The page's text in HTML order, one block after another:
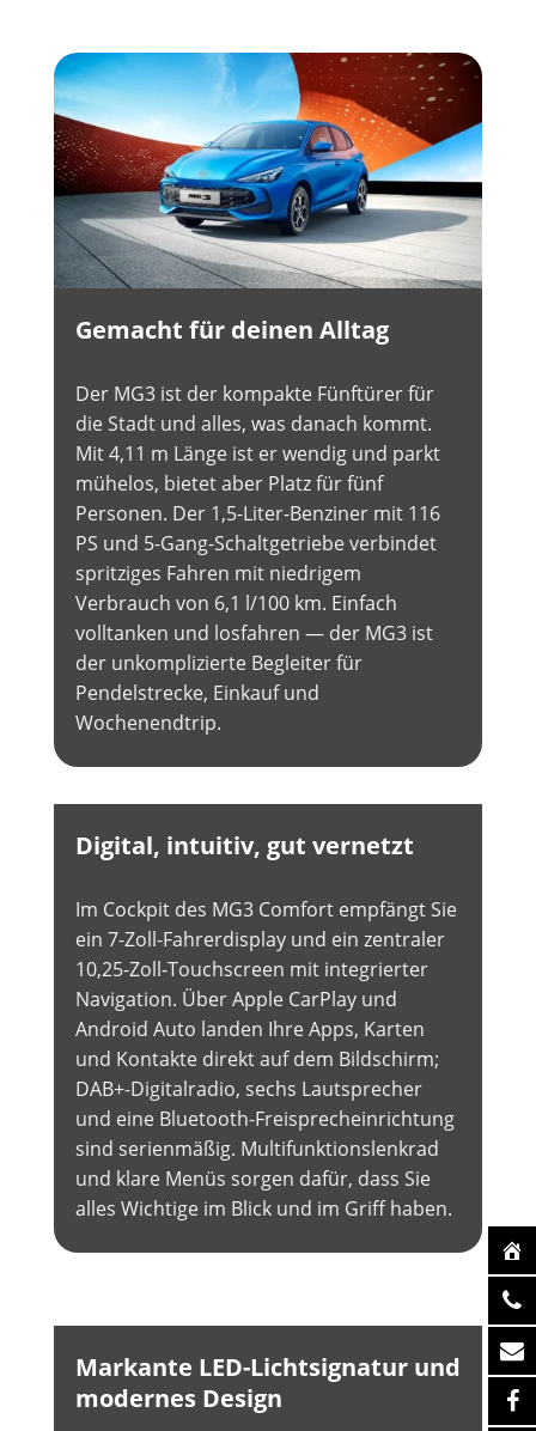
Gemacht für deinen Alltag
Der MG3 ist der kompakte Fünftürer für
die Stadt und alles, was danach kommt.
Mit 4,11 m Länge ist er wendig und parkt
mühelos, bietet aber Platz für fünf
Personen. Der 1,5-Liter-Benziner mit 116
PS und 5-Gang-Schaltgetriebe verbindet
spritziges Fahren mit niedrigem
Verbrauch von 6,1 l/100 km. Einfach
volltanken und losfahren — der MG3 ist
der unkomplizierte Begleiter für
Pendelstrecke, Einkauf und
Wochenendtrip.
Digital, intuitiv, gut vernetzt
Im Cockpit des MG3 Comfort empfängt Sie
ein 7-Zoll-Fahrerdisplay und ein zentraler
10,25-Zoll-Touchscreen mit integrierter
Navigation. Über Apple CarPlay und
Android Auto landen Ihre Apps, Karten
und Kontakte direkt auf dem Bildschirm;
DAB+-Digitalradio, sechs Lautsprecher
und eine Bluetooth-Freisprecheinrichtung
sind serienmäßig. Multifunktionslenkrad
und klare Menüs sorgen dafür, dass Sie
alles Wichtige im Blick und im Griff haben.
Markante LED-Lichtsignatur und
modernes Design